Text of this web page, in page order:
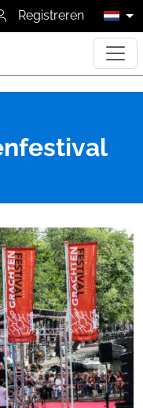
Registreren